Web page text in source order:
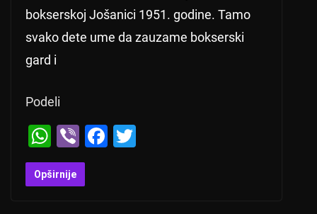
bokserskoj Jošanici 1951. godine. Tamo
svako dete ume da zauzame bokserski
gard i
Podeli
W
h
at
Vi
b
er
F
Opširnije